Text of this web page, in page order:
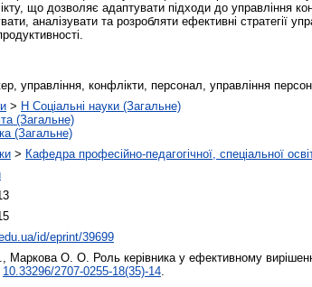
що дозволяє адаптувати підходи до
аналізувати та розробляти ефективні
управління, конфлікти, персонал, управління
> H Соціальні науки (Загальне)
(Загальне)
(Загальне)
> Кафедра професійно-педагогічної, спеціальної
id/eprint/39699
Маркова О. О. Роль керівника у ефективному
10.33296/2707-0255-18(35)-14